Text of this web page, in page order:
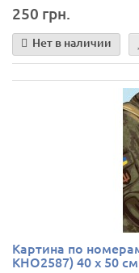
250 грн.
Нет в наличии
Картина по
KHO2587) 40 х 50